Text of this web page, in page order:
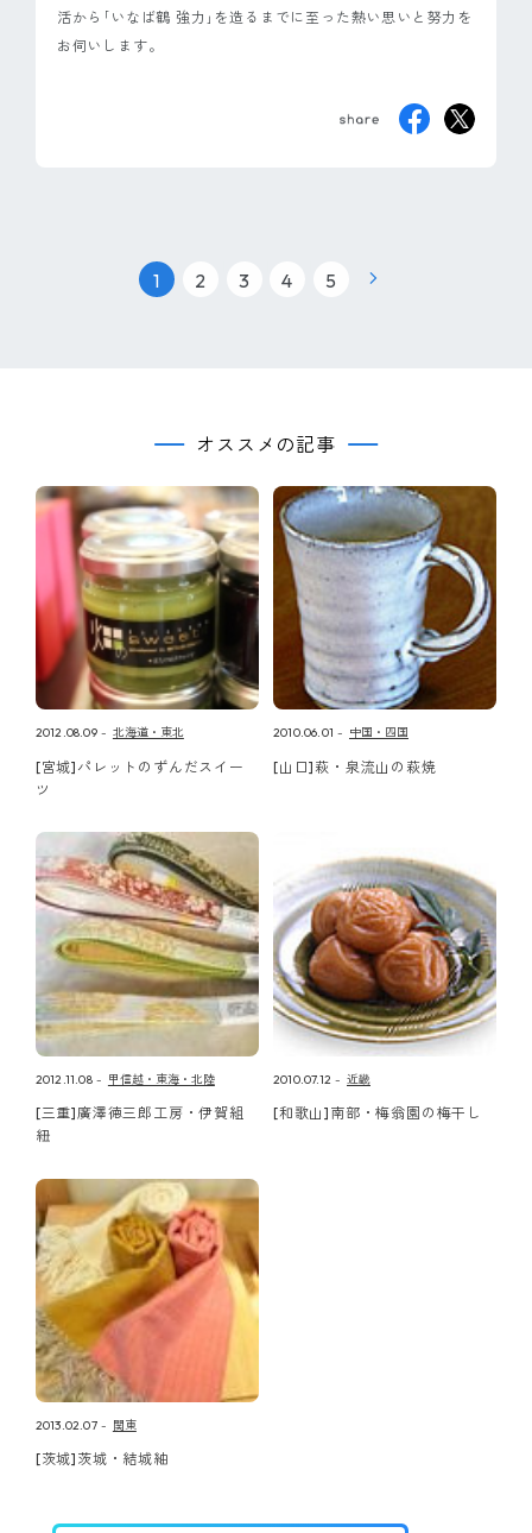
活から｢いなば鶴 強力｣を造るまでに至った熱い思いと努力を
お伺いします。
1 2 3 4 5
オススメの記事
2012.08.09 北海道・東北
[宮城]パレットのずんだスイー
ツ
2010.06.01 中国・四国
[山口]萩・泉流山の萩焼
2012.11.08 甲信越・東海・北陸
[三重]廣澤徳三郎工房・伊賀組
紐
2010.07.12 近畿
[和歌山]南部・梅翁園の梅干し
2013.02.07 関東
[茨城]茨城・結城紬